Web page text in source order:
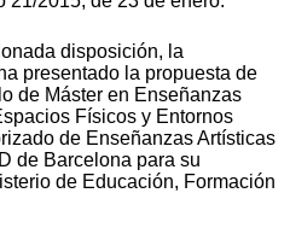
disposición, la
presentado la propuesta de
de Máster en Enseñanzas
Físicos y Entornos
de Enseñanzas Artísticas
de Barcelona para su
de Educación, Formación